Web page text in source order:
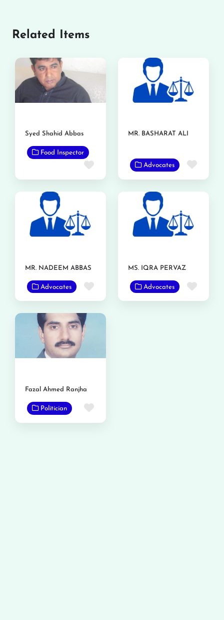
Related Items
Syed Shahid Abbas
Food Inspector
Favorite
MR. BASHARAT ALI
Advocates
MR. NADEEM ABBAS
Advocates Favorite
MS. IQRA PERVAZ
Advocates
Fazal Ahmed Ranjha
Politician Favorite